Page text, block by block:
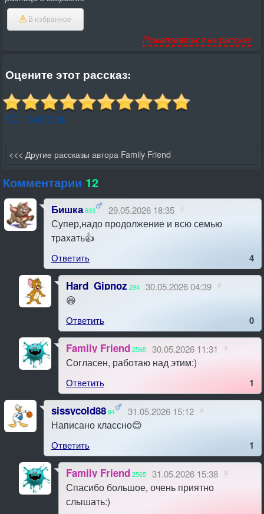
В избранное
Пожаловаться на рассказ
Оцените этот рассказ:
50 голосов
<<< Другие рассказы автора Family Friend
Комментарии 12
Бишка633 29.05.2026 18:35 #
Супер,надо продолжение и всю семью
трахать👍
Ответить 4
Hard_Gipnoz 294 30.05.2026 04:39 #
😆
Ответить 0
Family Friend2565 30.05.2026 11:31 #
Согласен, работаю над этим:)
Ответить 1
sissycold8894 31.05.2026 15:12 #
Написано классно😊
Ответить 1
Family Friend2565 31.05.2026 15:38 #
Спасибо большое, очень приятно
слышать:)